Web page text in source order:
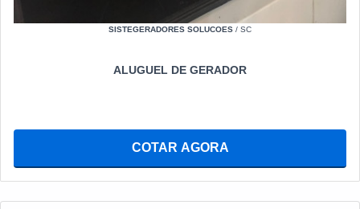
SISTEGERADORES SOLUCOES / SC
ALUGUEL DE GERADOR
COTAR AGORA